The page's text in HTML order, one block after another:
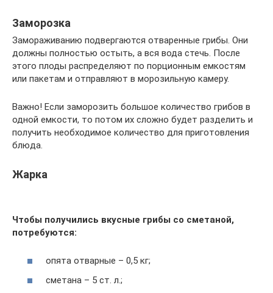
Заморозка
Замораживанию подвергаются отваренные грибы. Они
должны полностью остыть, а вся вода стечь. После
этого плоды распределяют по порционным емкостям
или пакетам и отправляют в морозильную камеру.
Важно! Если заморозить большое количество грибов в
одной емкости, то потом их сложно будет разделить и
получить необходимое количество для приготовления
блюда.
Жарка
Чтобы получились вкусные грибы со сметаной,
потребуются:
опята отварные – 0,5 кг;
сметана – 5 ст. л.;